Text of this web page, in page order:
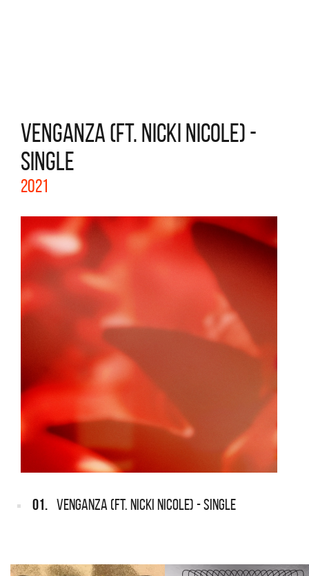
VENGANZA (FT. NICKI NICOLE) -
SINGLE
2021
01. VENGANZA (FT. NICKI NICOLE) - SINGLE